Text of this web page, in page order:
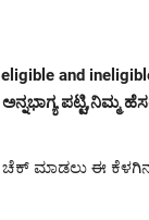
eligible and
ಪಟ್ಟಿ,ನಿಮ್ಮ
ಚೆಕ್ ಮಾಡಲು ಈ